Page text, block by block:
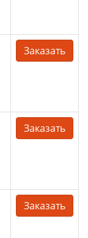
Заказать
Заказать
Заказать